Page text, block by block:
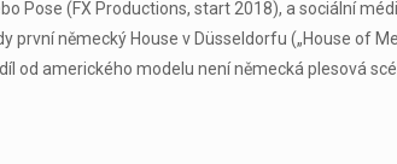
Pose (FX Productions, start 2018), a sociální
první německý House v Düsseldorfu („House of
od amerického modelu není německá plesová